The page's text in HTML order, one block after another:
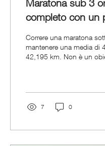
Maratona sub 3
completo con un
Correre una maratona
mantenere una media di
42,195 km. Non è un
gestione di gara
descrivo il percorso
RunRitual con un
7 0